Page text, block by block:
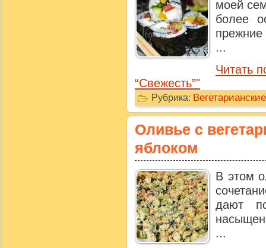
моей
более
...
Читать
“Свежесть”"
Рубрика:
Оливье с
яблоком
В этом
дают
...